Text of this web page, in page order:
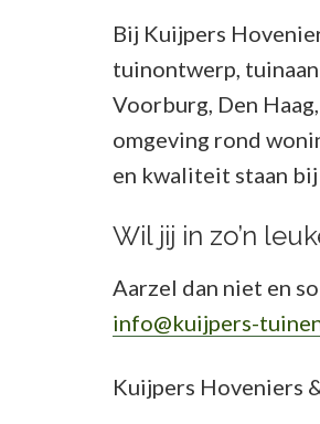
Bij Kuijpers
tuinontwerp,
Voorburg, Den
omgeving rond
en kwaliteit staan
Wil jij in zo’n
Aarzel dan niet en
info@kuijpers-
Kuijpers Hoveniers